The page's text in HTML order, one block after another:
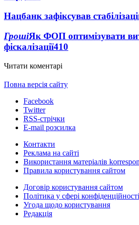
Нацбанк зафіксував
ГрошіЯк ФОП оптимізувати
фіскалізації410
Читати коментарі
Повна версія сайту
Facebook
Twitter
RSS-стрічки
E-mail розсилка
Контакти
Реклама на сайті
Використання матеріалів
Правила користування сайтом
Договір користування сайтом
Політика у сфері
Угода щодо користування
Редакція